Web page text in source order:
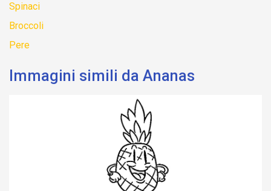
Spinaci
Broccoli
Pere
Immagini simili da Ananas